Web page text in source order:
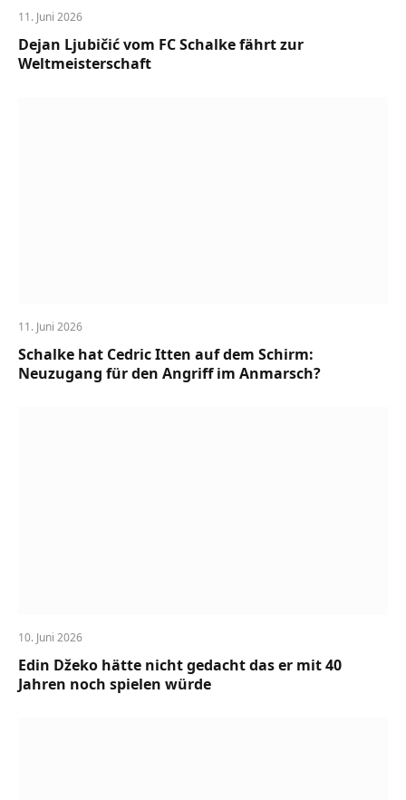
11. Juni 2026
Dejan Ljubičić vom FC Schalke fährt zur
Weltmeisterschaft
11. Juni 2026
Schalke hat Cedric Itten auf dem Schirm:
Neuzugang für den Angriff im Anmarsch?
10. Juni 2026
Edin Džeko hätte nicht gedacht das er mit 40
Jahren noch spielen würde